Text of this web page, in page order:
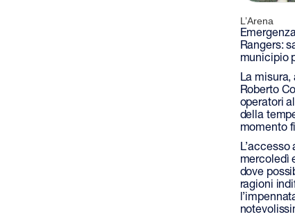
L’Arena
Rangers:
municipio
La
Roberto
operatori
della
momento
mercoledì
dove
ragioni